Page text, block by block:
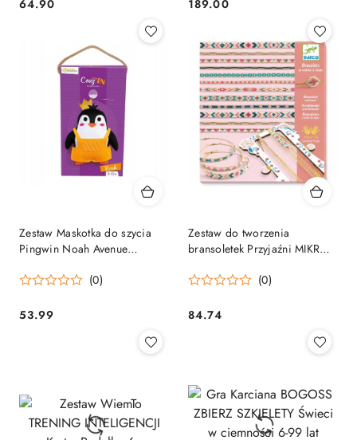
Cena:
64.90 Cena:
189.00
Zestaw Maskotka do szycia
Pingwin Noah Avenue
(0)
Cena:
53.99
Zestaw do tworzenia
bransoletek Przyjaźni MIKRO
(0)
Cena:
84.74